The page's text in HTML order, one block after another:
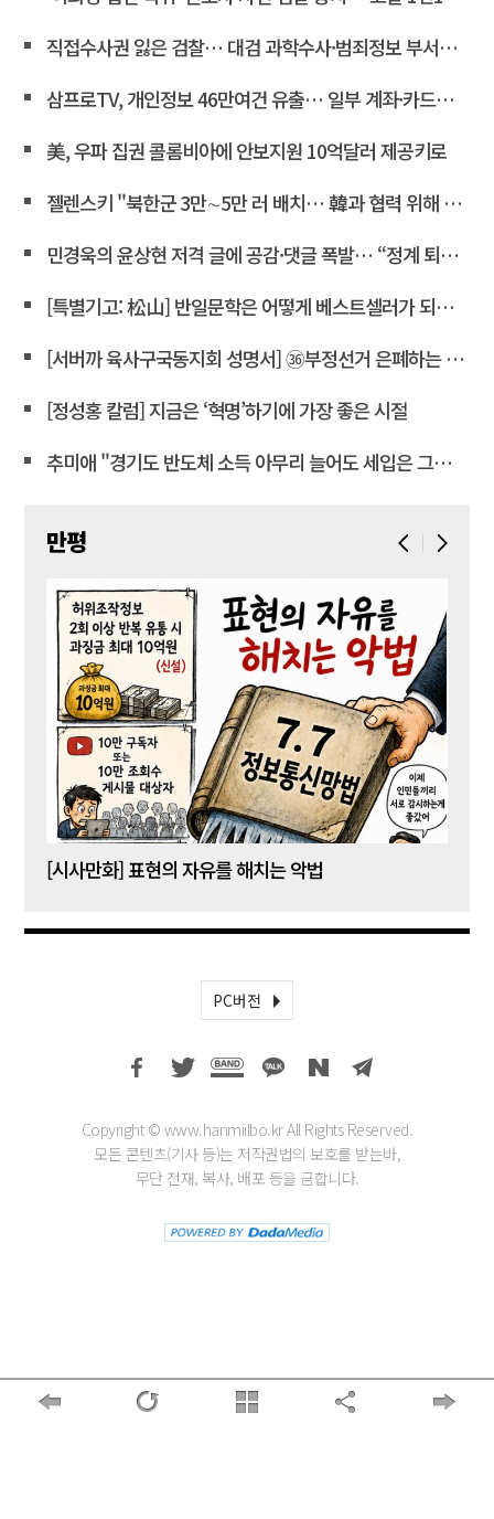
직접수사권 잃은 검찰… 대검 과학수사·범죄정보 부서도 수술대에 <연합뉴스>
삼프로TV, 개인정보 46만여건 유출… 일부 계좌·카드정보 포함
美, 우파 집권 콜롬비아에 안보지원 10억달러 제공키로
젤렌스키 "북한군 3만∼5만 러 배치… 韓과 협력 위해 접촉 중"
민경욱의 윤상현 저격 글에 공감·댓글 폭발… “정계 퇴출” 목소리도
[특별기고: 松山] 반일문학은 어떻게 베스트셀러가 되는가?
[서버까 육사구국동지회 성명서] ㊱부정선거 은폐하는 윤상현 의원은 즉각 사퇴하라!
[정성홍 칼럼] 지금은 ‘혁명’하기에 가장 좋은 시절
추미애 "경기도 반도체 소득 아무리 늘어도 세입은 그대로"
만평
[시사만화] 표현의 자유를 해치는 악법
PC버전
Copyright © www.hanmiilbo.kr All Rights Reserved.
모든 콘텐츠(기사 등)는 저작권법의 보호를 받는바,
무단 전재, 복사, 배포 등을 금합니다.